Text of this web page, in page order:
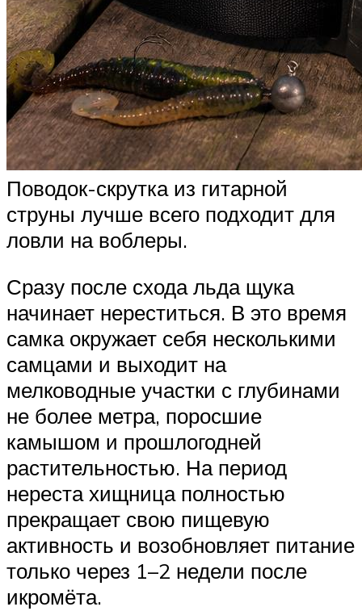
Поводок-скрутка из гитарной
струны лучше всего подходит для
ловли на воблеры.
Сразу после схода льда щука
начинает нереститься. В это время
самка окружает себя несколькими
самцами и выходит на
мелководные участки с глубинами
не более метра, поросшие
камышом и прошлогодней
растительностью. На период
нереста хищница полностью
прекращает свою пищевую
активность и возобновляет питание
только через 1–2 недели после
икромёта.